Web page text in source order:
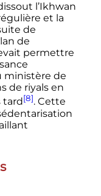
l’Ikhwan
et la
de
de
permettre
ministère de
de riyals en
tard[8]. Cette